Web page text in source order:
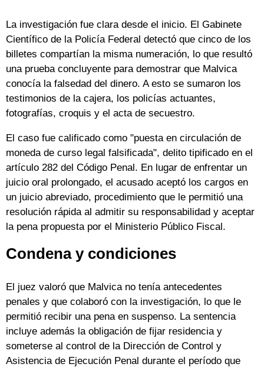
La investigación fue clara desde el inicio. El Gabinete
Científico de la Policía Federal detectó que cinco de los
billetes compartían la misma numeración, lo que resultó
una prueba concluyente para demostrar que Malvica
conocía la falsedad del dinero. A esto se sumaron los
testimonios de la cajera, los policías actuantes,
fotografías, croquis y el acta de secuestro.
El caso fue calificado como "puesta en circulación de
moneda de curso legal falsificada", delito tipificado en el
artículo 282 del Código Penal. En lugar de enfrentar un
juicio oral prolongado, el acusado aceptó los cargos en
un juicio abreviado, procedimiento que le permitió una
resolución rápida al admitir su responsabilidad y aceptar
la pena propuesta por el Ministerio Público Fiscal.
Condena y condiciones
El juez valoró que Malvica no tenía antecedentes
penales y que colaboró con la investigación, lo que le
permitió recibir una pena en suspenso. La sentencia
incluye además la obligación de fijar residencia y
someterse al control de la Dirección de Control y
Asistencia de Ejecución Penal durante el período que